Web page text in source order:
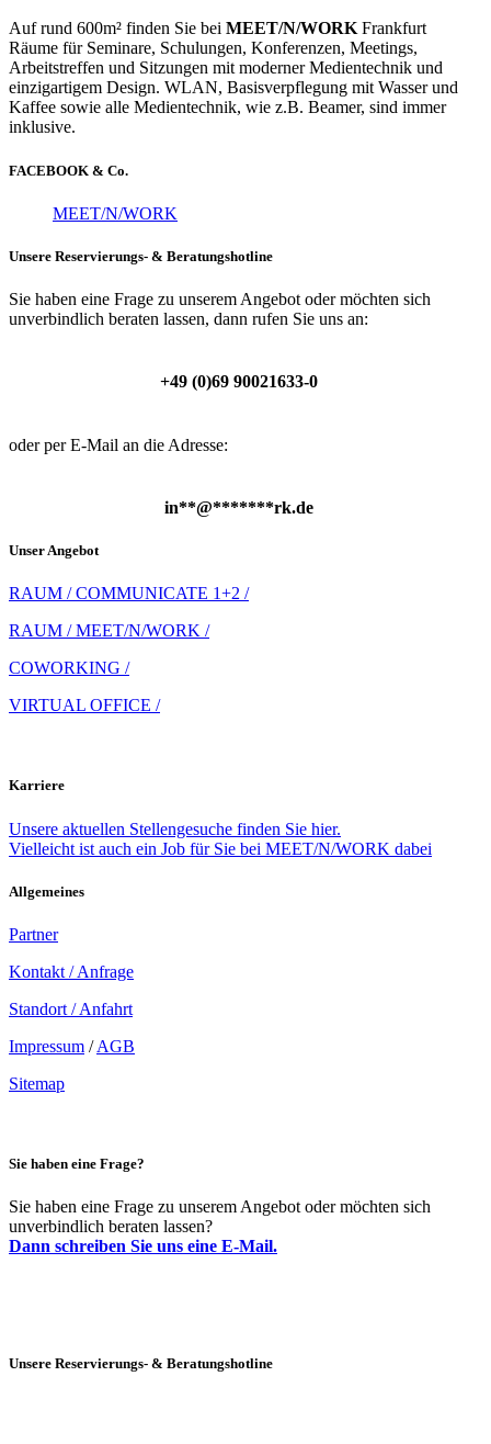
Auf rund 600m² finden Sie bei MEET/N/WORKFrankfurt
Räume für Seminare, Schulungen, Konferenzen, Meetings,
Arbeitstreffen und Sitzungen mit moderner Medientechnik und
einzigartigem Design. WLAN, Basisverpflegung mit Wasser und
Kaffee sowie alle Medientechnik, wie z.B. Beamer, sind immer
inklusive.
FACEBOOK & Co.
MEET/N/WORK
Unsere Reservierungs- & Beratungshotline
Sie haben eine Frage zu unserem Angebot oder möchten sich
unverbindlich beraten lassen, dann rufen Sie uns an:
+49 (0)69 90021633-0
oder per E-Mail an die Adresse:
in**@*******rk.de
Unser Angebot
RAUM / COMMUNICATE 1+2 /
RAUM / MEET/N/WORK /
COWORKING /
VIRTUAL OFFICE /
Karriere
Unsere aktuellen Stellengesuche finden Sie hier.
Vielleicht ist auch ein Job für Sie bei MEET/N/WORK dabei
Allgemeines
Partner
Kontakt / Anfrage
Standort / Anfahrt
Impressum /AGB
Sitemap
Sie haben eine Frage?
Sie haben eine Frage zu unserem Angebot oder möchten sich
unverbindlich beraten lassen?
Dann schreiben Sie uns eine E-Mail.
Unsere Reservierungs- & Beratungshotline